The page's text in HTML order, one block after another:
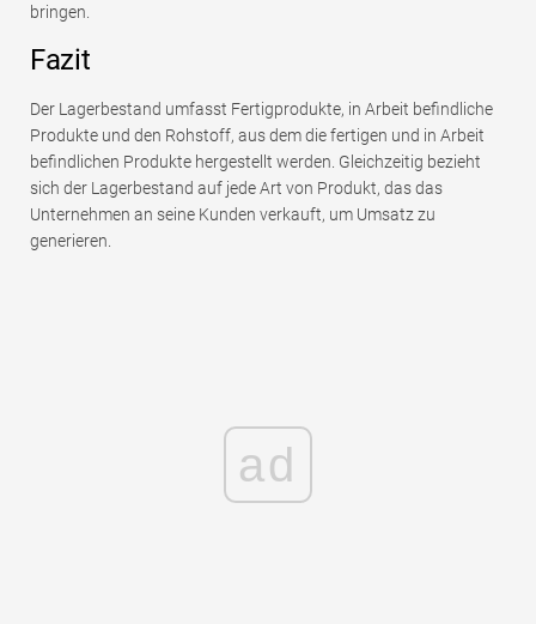
bringen.
Fazit
Der Lagerbestand umfasst Fertigprodukte, in Arbeit befindliche
Produkte und den Rohstoff, aus dem die fertigen und in Arbeit
befindlichen Produkte hergestellt werden. Gleichzeitig bezieht
sich der Lagerbestand auf jede Art von Produkt, das das
Unternehmen an seine Kunden verkauft, um Umsatz zu
generieren.
ad